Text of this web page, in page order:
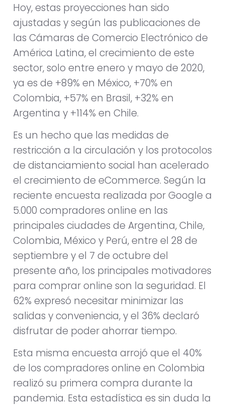
Hoy, estas proyecciones han sido
ajustadas y según las publicaciones de
las Cámaras de Comercio Electrónico de
América Latina, el crecimiento de este
sector, solo entre enero y mayo de 2020,
ya es de +89% en México, +70% en
Colombia, +57% en Brasil, +32% en
Argentina y +114% en Chile.
Es un hecho que las medidas de
restricción a la circulación y los protocolos
de distanciamiento social han acelerado
el crecimiento de eCommerce. Según la
reciente encuesta realizada por Google a
5.000 compradores online en las
principales ciudades de Argentina, Chile,
Colombia, México y Perú, entre el 28 de
septiembre y el 7 de octubre del
presente año, los principales motivadores
para comprar online son la seguridad. El
62% expresó necesitar minimizar las
salidas y conveniencia, y el 36% declaró
disfrutar de poder ahorrar tiempo.
Esta misma encuesta arrojó que el 40%
de los compradores online en Colombia
realizó su primera compra durante la
pandemia. Esta estadística es sin duda la